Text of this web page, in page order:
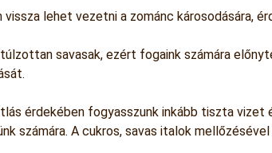
lehet vezetni a zománc károsodására,
savasak, ezért fogaink számára
érdekében fogyasszunk inkább tiszta
számára. A cukros, savas italok